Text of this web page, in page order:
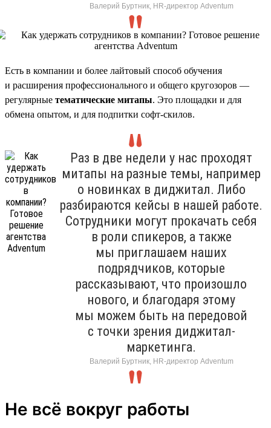
Валерий Буртник, HR-директор Adventum
Есть в компании и более лайтовый способ обучения
и расширения профессионального и общего кругозоров —
регулярные тематические митапы. Это площадки и для
обмена опытом, и для подпитки софт-скилов.
Раз в две недели у нас проходят
митапы на разные темы, например
о новинках в диджитал. Либо
разбираются кейсы в нашей работе.
Сотрудники могут прокачать себя
в роли спикеров, а также
мы приглашаем наших
подрядчиков, которые
рассказывают, что произошло
нового, и благодаря этому
мы можем быть на передовой
с точки зрения диджитал-
маркетинга.
Валерий Буртник, HR-директор Adventum
Не всё вокруг работы